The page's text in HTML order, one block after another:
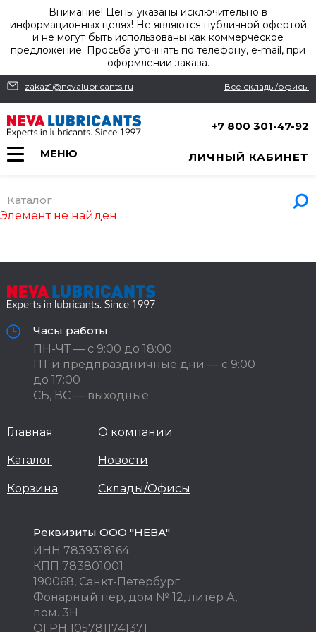
Внимание! Цены указаны исключительно в
информационных целях! Не являются публичной офертой
и не могут быть использованы как коммерческое
предложение. Просьба уточнять по телефону, e-mail, при
оформлении заказа.
zakaz1@nevalubricants.ru Все склады/офисы
+7 800 301-47-92
МЕНЮ ЛИЧНЫЙ КАБИНЕТ
Каталог
Элемент не найден
Часы работы
ПН-ЧТ — с 9:00 до 18:00
ПТ и предпраздничные дни — с 9:00
до 17:00
СБ, ВС — выходные
Главная
Каталог
Корзина
О компании
Новости
Склады/Офисы
Реквизиты ООО "НЕВА"
ИНН 7839318164
КПП 783801001
190068, Санкт-Петербург
Фонарный пер, дом № 12, литер А,
пом. 3Н
ОГРН 1057811741371